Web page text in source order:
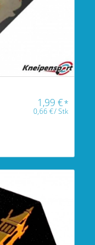
1,99€*
0,66€/Stk